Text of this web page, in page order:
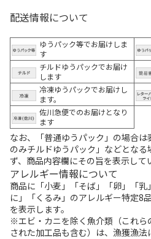
配送情報について
ゆうパック等でお届けしま
す
チルドゆうパックでお届け
します
冷凍ゆうパックでお届けし
ます。
佐川急便でのお届けとなり
ます
なお、「普通ゆうパック」の場合
のみチルドゆうパック」などとな
ず、商品内容欄にその旨を表示して
アレルギー情報について
商品に「小麦」「そば」「卵」「
に」「くるみ」のアレルギー特定8
を表示します。
※エビ・カニを除く魚介類（これら
された加工品も含む）は、漁獲漁